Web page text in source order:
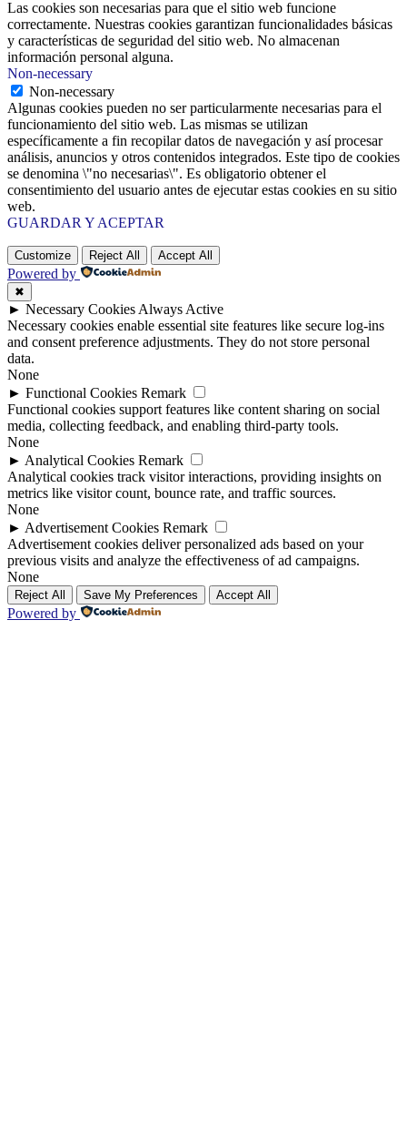
Las cookies son necesarias para que el sitio web funcione
correctamente. Nuestras cookies garantizan funcionalidades básicas
y características de seguridad del sitio web. No almacenan
información personal alguna.
Non-necessary
Non-necessary
Algunas cookies pueden no ser particularmente necesarias para el
funcionamiento del sitio web. Las mismas se utilizan
específicamente a fin recopilar datos de navegación y así procesar
análisis, anuncios y otros contenidos integrados. Este tipo de cookies
se denomina \"no necesarias\". Es obligatorio obtener el
consentimiento del usuario antes de ejecutar estas cookies en su sitio
web.
GUARDAR Y ACEPTAR
Customize Reject All Accept All
Powered by
✖
► Necessary Cookies Always Active
Necessary cookies enable essential site features like secure log-ins
and consent preference adjustments. They do not store personal
data.
None
► Functional Cookies Remark
Functional cookies support features like content sharing on social
media, collecting feedback, and enabling third-party tools.
None
► Analytical Cookies Remark
Analytical cookies track visitor interactions, providing insights on
metrics like visitor count, bounce rate, and traffic sources.
None
► Advertisement Cookies Remark
Advertisement cookies deliver personalized ads based on your
previous visits and analyze the effectiveness of ad campaigns.
None
Reject All Save My Preferences Accept All
Powered by